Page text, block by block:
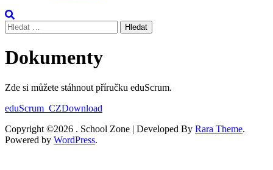
Vyhledávání
Dokumenty
Zde si můžete stáhnout příručku eduScrum.
eduScrum_CZDownload
Copyright ©2026 . School Zone | Developed By Rara Theme.
Powered by WordPress.